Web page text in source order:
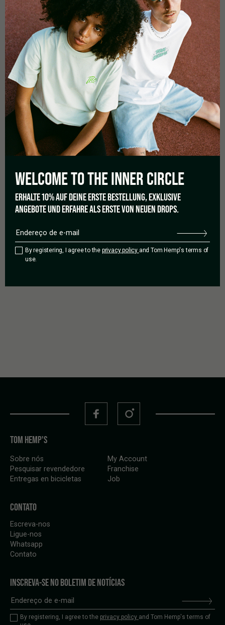
23/02/2021
CBD TO INCREASE
PRODUCTIVITY IN HOME
OFFICE?
We got almost 10 cm of snow, folks are ice skating on the
TOM HEMP'S
Sobre nós
Pesquisar revendedore
Entregas en bicicletas
My Account
Franchise
Job
CONTATO
Escreva-nos
Ligue-nos
Whatsapp
Contato
INSCREVA-SE NO BOLETIM DE NOTÍCIAS
By registering, I agree to the privacy policy and Tom Hemp's terms of
WELCOME TO THEINNER CIRCLE
ERHALTE 10% AUF DEINE ERSTE BESTELLUNG, EXKLUSIVE
ANGEBOTE UND ERFAHRE ALS ERSTE VON NEUEN DROPS.
By registering, I agree to the privacy policy and Tom Hemp's terms of
use.